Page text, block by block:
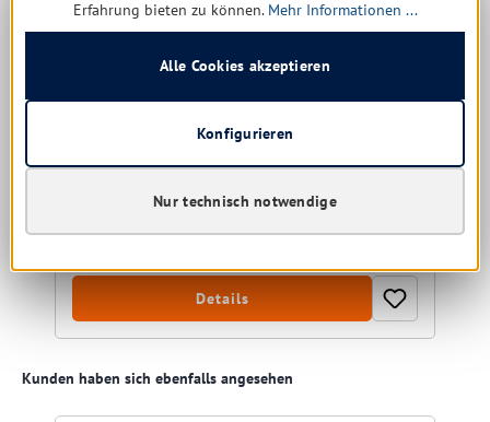
cm
Fenstertuch
Größe:40x40 cm
Sofort verfügbar, Lieferzeit: 1-5 Tage
Ab1,73 € *
Details
Produktgalerie überspringen
Kunden haben sich ebenfalls angesehen
Erfahrung bieten zu können. Mehr Informationen ...
Nur technisch notwendige
Konfigurieren
Alle Cookies akzeptieren